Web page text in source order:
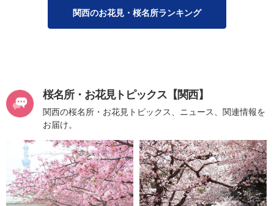
関西のお花見・桜名所ランキング
桜名所・お花見トピックス【関西】
関西の桜名所・お花見トピックス、ニュース、関連情報を
お届け。